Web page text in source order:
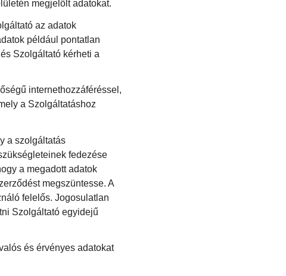
megjelölt adatokat.
az adatok
például pontatlan
Szolgáltató kérheti a
internethozzáféréssel,
a Szolgáltatáshoz
a szolgáltatás
fedezése
a megadott adatok
megszüntesse. A
felelős. Jogosulatlan
Szolgáltató egyidejű
és érvényes adatokat